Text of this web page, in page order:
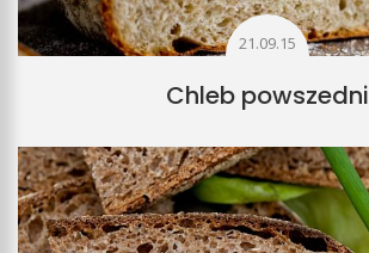
21.09.15
Chleb powszedni